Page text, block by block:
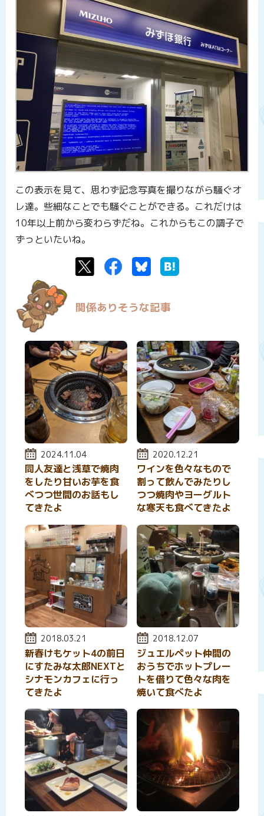
この表示を見て、思わず記念写真を撮りながら騒ぐオ
レ達。些細なことでも騒ぐことができる。これだけは
10年以上前から変わらずだね。これからもこの調子で
ずっといたいね。
TwitterFacebookBluesky
関係ありそうな記事
投稿日:
2024.11.04
同人友達と浅草で焼肉
をしたり甘いお芋を食
べつつ世間のお話もし
てきたよ
投稿日:
2020.12.21
ワインを色々なもので
割って飲んでみたりし
つつ焼肉やヨーグルト
な寒天も食べてきたよ
投稿日:
2018.03.21
新春けもケット4の前日
にすたみな太郎NEXTと
シナモンカフェに行っ
てきたよ
投稿日:
2018.12.07
ジュエルペット仲間の
おうちでホットプレー
トを借りて色々な肉を
焼いて食べたよ